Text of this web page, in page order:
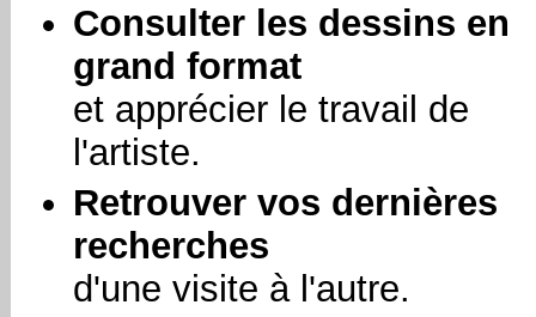
Consulter les dessins en
grand format
et apprécier le travail de
l'artiste.
Retrouver vos dernières
recherches
d'une visite à l'autre.